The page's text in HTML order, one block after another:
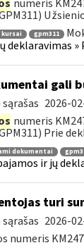
numeris
gpm311
deklaravimas
gali
2026-
numeris
Prie
dokumentai
ir jų
turi
2026-
numeris